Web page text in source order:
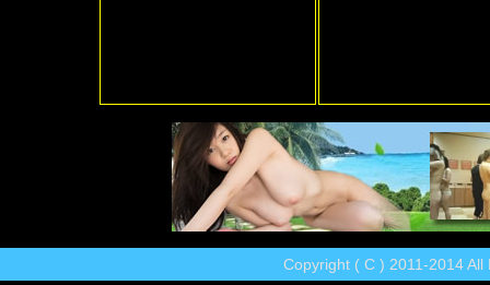
Copyright ( C ) 2011-2014